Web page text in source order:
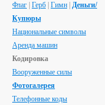
Флаг Герб Гимн Деньги/
Купюры
Национальные символы
Аренда машин
Кодировка
Вооруженные силы
Фотогалерея
Телефонные коды